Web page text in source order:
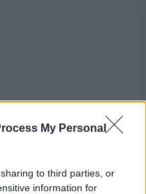
My Personal
to third parties, or
information for